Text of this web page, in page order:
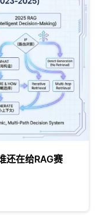
还在给RAG赛